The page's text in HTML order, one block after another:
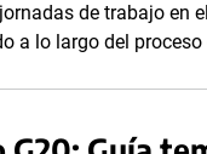
de trabajo en
a lo largo del